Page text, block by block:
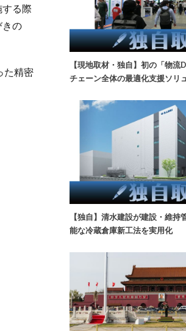
する際
きの
た精密
【現地取材・独自】初の「物流
チェーン全体の最適化支援ソリ
【独自】清水建設が建設・維持
能な冷蔵倉庫新工法を実用化